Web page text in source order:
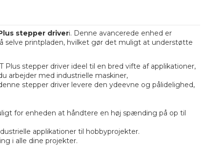
stepper driveri. Denne avancerede enhed er
selve printpladen, hvilket gør det muligt at understøtte
Plus stepper driver ideel til en bred vifte af applikationer,
arbejder med industrielle maskiner,
stepper driver levere den ydeevne og pålidelighed,
for enheden at håndtere en høj spænding på op til
applikationer til hobbyprojekter.
i alle dine projekter.